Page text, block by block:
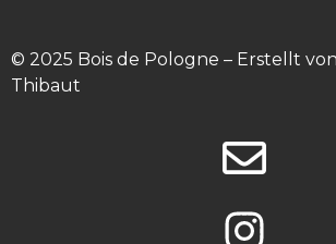
© 2025 Bois de Pologne – Erstellt
Thibaut